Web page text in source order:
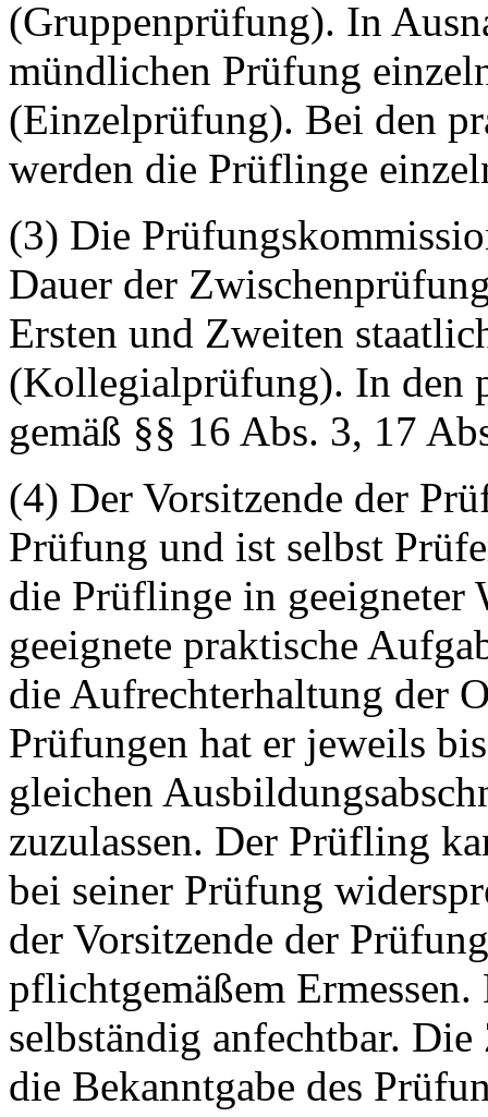
(Gruppenprüfung). In
mündlichen Prüfung
(Einzelprüfung). Bei den
werden die Prüflinge
(3) Die
Dauer der
Ersten und Zweiten
(Kollegialprüfung). In den
gemäß §§ 16 Abs. 3, 17
(4) Der Vorsitzende der
Prüfung und ist selbst
die Prüflinge in geeigneter
geeignete praktische
die Aufrechterhaltung der
Prüfungen hat er jeweils
gleichen
zuzulassen. Der Prüfling
bei seiner Prüfung
der Vorsitzende der
pflichtgemäßem
selbständig anfechtbar.
die Bekanntgabe des